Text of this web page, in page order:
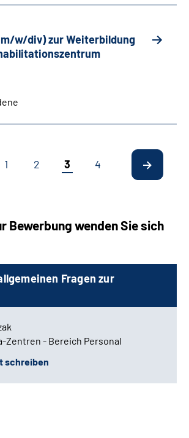
w/div) zur Weiterbildung
1 2 3 4
Bewerbung wenden Sie sich
Fragen zur
Zentren - Bereich Personal
schreiben